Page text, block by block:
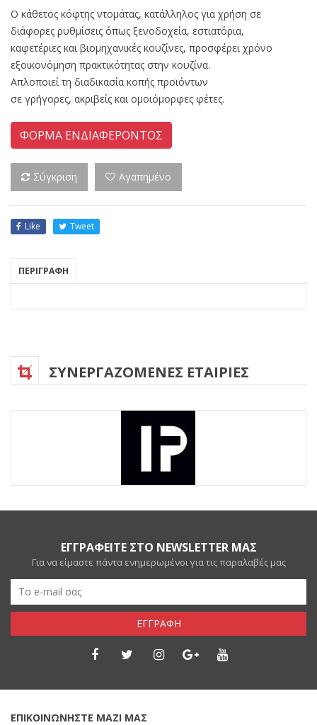
Ο κάθετος κόφτης ντομάτας, κατάλληλος για χρήση σε
διάφορες ρυθμίσεις όπως ξενοδοχεία, εστιατόρια,
καφετέριες και βιομηχανικές κουζίνες, προσφέρει χρόνο
εξοικονόμηση πρακτικότητας στην κουζίνα.
Απλοποιεί τη διαδικασία κοπής προϊόντων
σε γρήγορες, ακριβείς και ομοιόμορφες φέτες.
ΦΟΡΜΑ ΕΝΔΙΑΦΕΡΟΝΤΟΣ
Σύγκριση Αγαπημένο
Like Tweet
ΠΕΡΙΓΡΑΦΗ
ΣΥΝΕΡΓΑΖΟΜΕΝΕΣ ΕΤΑΙΡΙΕΣ
ΕΓΓΡΑΦΕΙΤΕ ΣΤΟ NEWSLETTER ΜΑΣ
Για να είμαστε πάντα ενημερωμένοι για τις παραλαβές μας
ΕΓΓΡΑΦΗ
ΕΠΙΚΟΙΝΩΝΗΣΤΕ ΜΑΖΙ ΜΑΣ